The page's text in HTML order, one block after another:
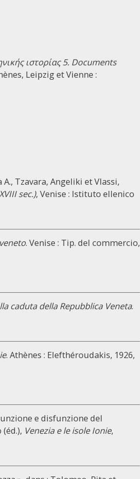
ιστορίας 5. Documents
Leipzig et Vienne :
Tzavara, Angeliki et Vlassi,
sec.), Venise : Istituto ellenico
. Venise : Tip. del commercio,
caduta della Repubblica Veneta.
. Athènes : Elefthéroudakis, 1926,
e disfunzione del
Venezia e le isole Ionie,